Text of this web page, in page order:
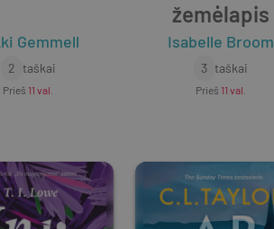
Gemmell
2 taškai
Prieš 11 val.
žemėlapis
Isabelle Broom
3 taškai
Prieš 11 val.